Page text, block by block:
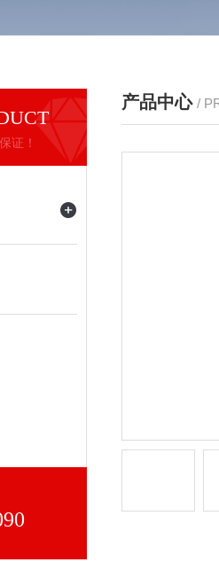
证！
产品中心 /